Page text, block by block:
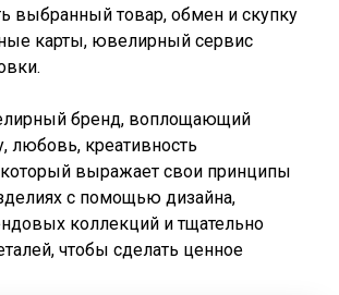
выбранный товар, обмен и скупку
карты, ювелирный сервис
бренд, воплощающий
любовь, креативность
который выражает свои принципы
с помощью дизайна,
коллекций и тщательно
чтобы сделать ценное